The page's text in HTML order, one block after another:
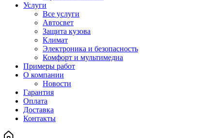
Услуги
Все услуги
Автосвет
Защита кузова
Климат
Электроника и безопасность
Комфорт и мультимедиа
Примеры работ
О компании
Новости
Гарантия
Оплата
Доставка
Контакты